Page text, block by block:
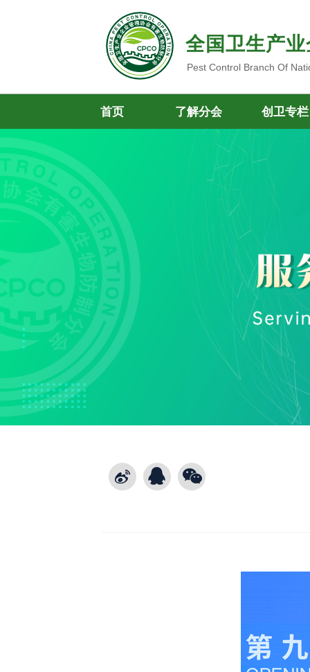
全国卫生产
Pest Control Branch Of
首页 了解分会 创卫专栏